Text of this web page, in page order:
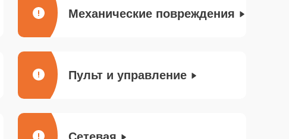
Механические повреждения
Пульт и управление